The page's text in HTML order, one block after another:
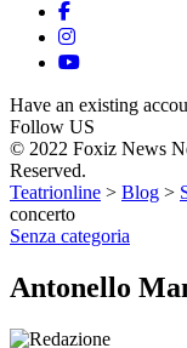
Have an existing
Follow US
© 2022 Foxiz News
Reserved.
Teatrionline > Blog >
concerto
Senza categoria
Antonello